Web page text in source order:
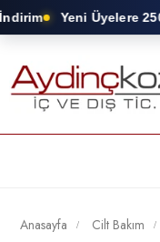
Yeni Üyelere 250
Anasayfa Cilt Bakım